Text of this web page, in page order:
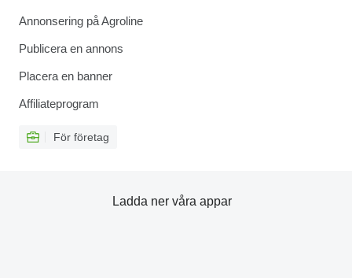
Annonsering på Agroline
Publicera en annons
Placera en banner
Affiliateprogram
För företag
Ladda ner våra appar